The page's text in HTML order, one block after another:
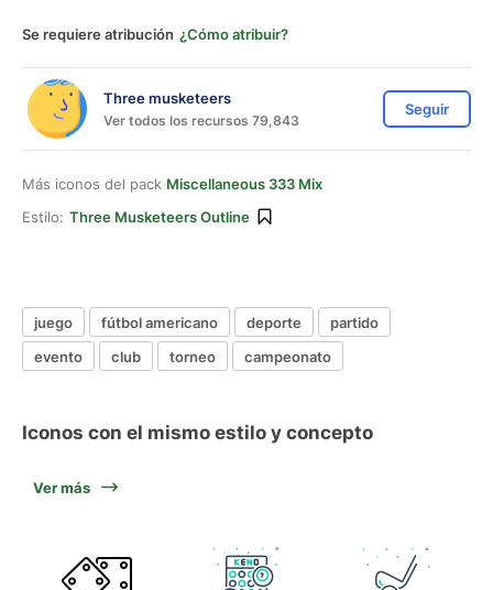
Se requiere atribución ¿Cómo atribuir?
Three musketeers
Ver todos los recursos 79,843
Seguir
Más iconos del pack Miscellaneous 333 Mix
Estilo: Three Musketeers Outline
juego fútbol americano deporte
partido
evento
club torneo campeonato
Iconos con el mismo estilo y concepto
Ver más